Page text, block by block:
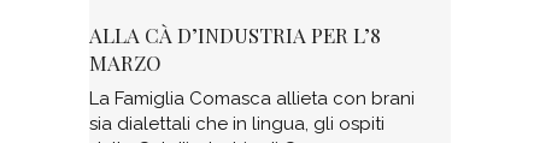
ALLA CÀ D’INDUSTRIA PER L’8
MARZO
La Famiglia Comasca allieta con brani
sia dialettali che in lingua, gli ospiti